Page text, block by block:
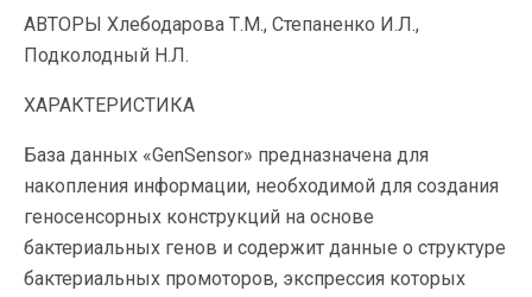
АВТОРЫ Хлебодарова Т.М., Степаненко И.Л.,
Подколодный Н.Л.
ХАРАКТЕРИСТИКА
База данных «GenSensor» предназначена для
накопления информации, необходимой для создания
геносенсорных конструкций на основе
бактериальных генов и содержит данные о структуре
бактериальных промоторов, экспрессия которых